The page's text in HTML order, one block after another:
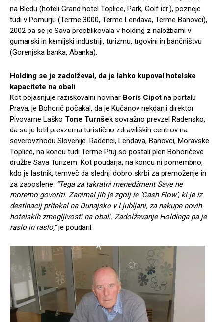
na Bledu (hoteli Grand hotel Toplice, Park, Golf idr.), pozneje
tudi v Pomurju (Terme 3000, Terme Lendava, Terme Banovci),
2002 pa se je Sava preoblikovala v holding z naložbami v
gumarski in kemijski industriji, turizmu, trgovini in bančništvu
(Gorenjska banka, Abanka).
Holding se je zadolževal, da je lahko kupoval hotelske
kapacitete na obali
Kot pojasnjuje raziskovalni novinar Boris Cipot na portalu
Prava, je Bohorič počakal, da je Kučanov nekdanji direktor
Pivovarne Laško Tone Turnšek sovražno prevzel Radensko,
da se je lotil prevzema turistično zdraviliških centrov na
severovzhodu Slovenije. Radenci, Lendava, Banovci, Moravske
Toplice, na koncu tudi Terme Ptuj so postali plen Bohoričeve
družbe Sava Turizem. Kot poudarja, na koncu ni pomembno,
kdo je lastnik, temveč da slednji dobro skrbi za premoženje in
za zaposlene. “Tega za takratni menedžment Save ne
moremo govoriti. Zanimal jih je zgolj le ‘Cash Flow’, ki je iz
destinacij pritekal na Dunajsko v Ljubljani, za nakupe novih
hotelskih zmogljivosti na obali. Zadolževanje Holdinga pa je
raslo in raslo,”je poudaril.